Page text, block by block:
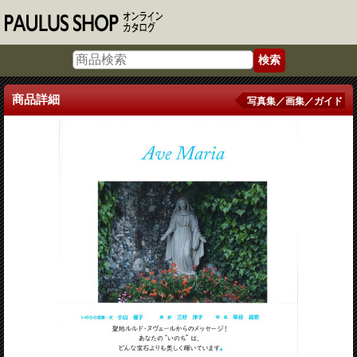
商品詳細 写真集／画集／ガイド